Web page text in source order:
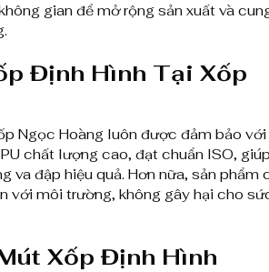
gian để mở rộng sản xuất và
Định Hình Tại Xốp
Ngọc Hoàng luôn được đảm bảo
chất lượng cao, đạt chuẩn ISO,
va đập hiệu quả. Hơn nữa, sản phẩm
với môi trường, không gây hại cho
Xốp Định Hình